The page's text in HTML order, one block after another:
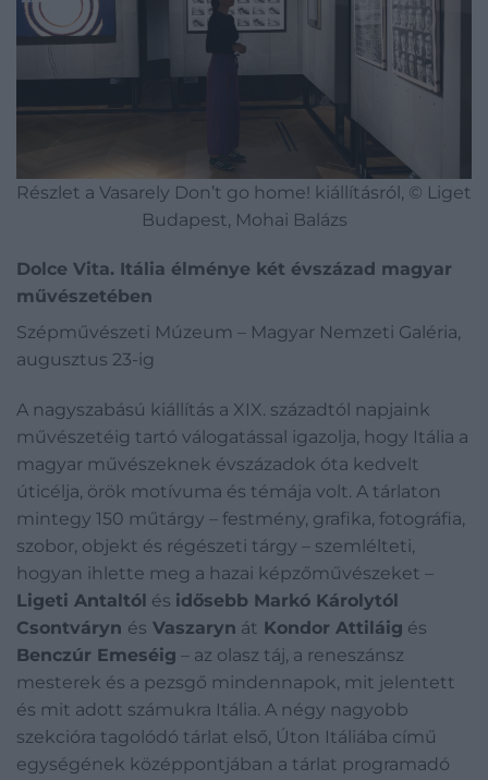
Részlet a Vasarely Don’t go home! kiállításról, © Liget
Budapest, Mohai Balázs
Dolce Vita. Itália élménye két évszázad magyar
művészetében
Szépművészeti Múzeum – Magyar Nemzeti Galéria,
augusztus 23-ig
A nagyszabású kiállítás a XIX. századtól napjaink
művészetéig tartó válogatással igazolja, hogy Itália a
magyar művészeknek évszázadok óta kedvelt
úticélja, örök motívuma és témája volt. A tárlaton
mintegy 150 műtárgy – festmény, grafika, fotográfia,
szobor, objekt és régészeti tárgy – szemlélteti,
hogyan ihlette meg a hazai képzőművészeket –
Ligeti Antaltól és idősebb Markó Károlytól
Csontváryn és Vaszaryn át Kondor Attiláig és
Benczúr Emeséig – az olasz táj, a reneszánsz
mesterek és a pezsgő mindennapok, mit jelentett
és mit adott számukra Itália. A négy nagyobb
szekcióra tagolódó tárlat első, Úton Itáliába című
egységének középpontjában a tárlat programadó